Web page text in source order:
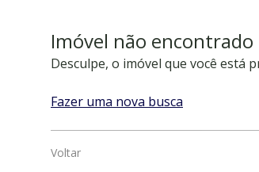
Imóvel não encontrado
Desculpe, o imóvel que você está
Fazer uma nova busca
Voltar